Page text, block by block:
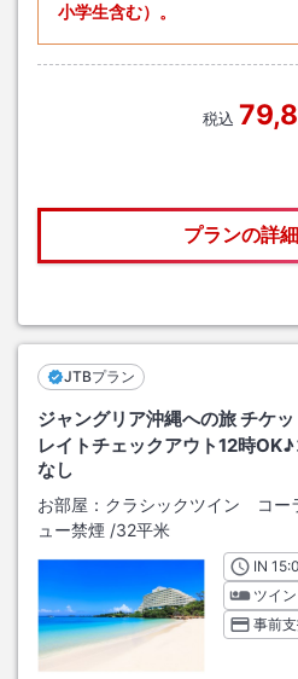
小学生含む）。
税込
プランの詳
JTBプラン
ジャングリア沖縄への旅 チケッ
レイトチェックアウト12時
なし
お部屋： クラシックツイン コ
ュー禁煙 /32平米
INチ
ツイン
事前